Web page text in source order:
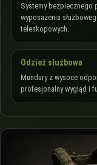
Systemy bezpiecznego
wyposażenia
teleskopowych.
Odzież służbowa
Mundury z wysoce
profesjonalny wygląd i